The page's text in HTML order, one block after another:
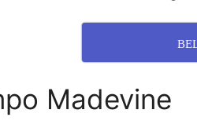
Madevine